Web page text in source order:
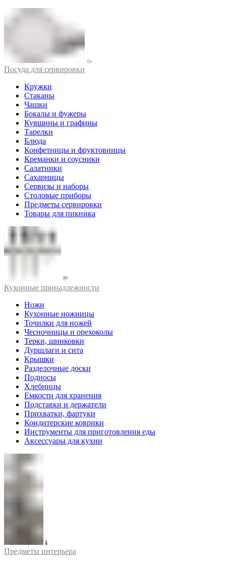
Посуда для сервировки
Кружки
Стаканы
Чашки
Бокалы и фужеры
Кувшины и графины
Тарелки
Блюда
Конфетницы и фруктовницы
Креманки и соусники
Салатники
Сахарницы
Сервизы и наборы
Столовые приборы
Предметы сервировки
Товары для пикника
Кухонные принадлежности
Ножи
Кухонные ножницы
Точилки для ножей
Чесночницы и орехоколы
Терки, шинковки
Дуршлаги и сита
Крышки
Разделочные доски
Подносы
Хлебницы
Емкости для хранения
Подставки и держатели
Прихватки, фартуки
Кондитерские коврики
Инструменты для приготовления еды
Аксессуары для кухни
Предметы интерьера